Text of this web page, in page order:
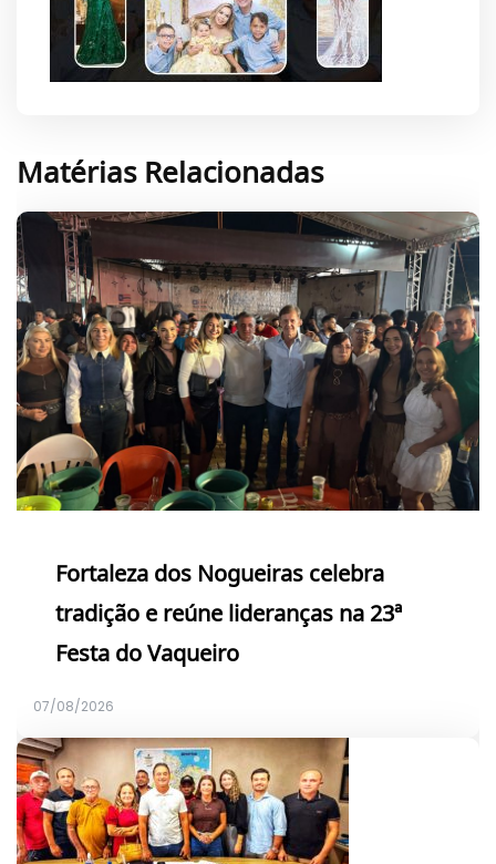
Matérias Relacionadas
Fortaleza dos Nogueiras celebra
tradição e reúne lideranças na 23ª
Festa do Vaqueiro
07/08/2026